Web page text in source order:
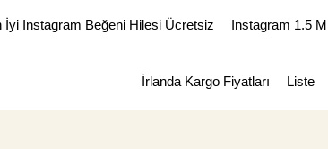
İyi Instagram Beğeni Hilesi Ücretsiz Instagram 1.5
İrlanda Kargo Fiyatları Liste